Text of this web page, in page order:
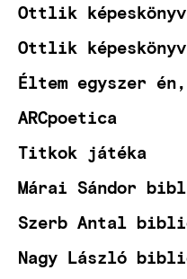
Ottlik
Ottlik
Éltem egyszer
ARCpoetica
Titkok játéka
Márai Sándor
Szerb Antal
Nagy László